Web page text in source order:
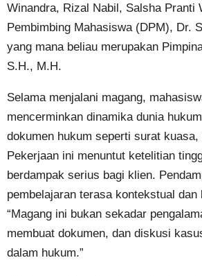
Winandra, Rizal Nabil, Salsha Pranti
Pembimbing Mahasiswa (DPM), Dr.
yang mana beliau merupakan
S.H., M.H.
Selama menjalani magang,
mencerminkan dinamika dunia
dokumen hukum seperti surat
Pekerjaan ini menuntut ketelitian
berdampak serius bagi klien.
pembelajaran terasa kontekstual
“Magang ini bukan sekadar
membuat dokumen, dan diskusi
dalam hukum.”